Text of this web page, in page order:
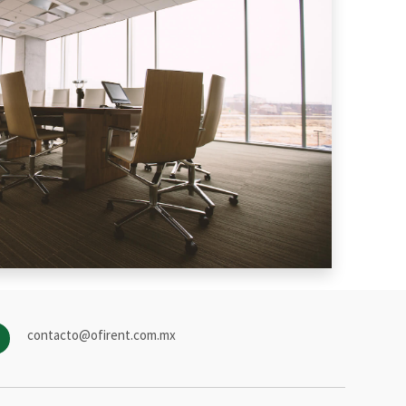
contacto@ofirent.com.mx